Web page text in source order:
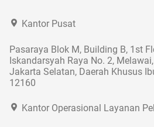
Kantor Pusat
Pasaraya Blok M, Building B, 1st
Iskandarsyah Raya No. 2,
Jakarta Selatan, Daerah Khusus
12160
Kantor Operasional Layanan